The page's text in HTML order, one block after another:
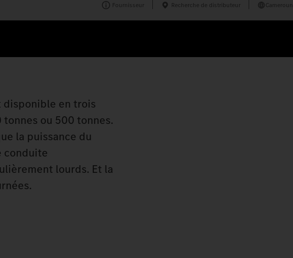
Fournisseur Recherche de distributeur Cameroun
en trois
ou 500 tonnes.
la puissance du
conduite
lourds. Et la